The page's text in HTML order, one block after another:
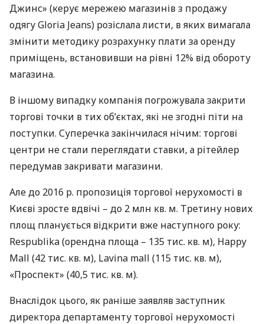
Джинс» (керує мережею магазинів з продажу
одягу Gloria Jeans) розіслала листи, в яких вимагала
змінити методику розрахунку плати за оренду
приміщень, встановивши на рівні 12% від обороту
магазина.
В іншому випадку компанія погрожувала закрити
торгові точки в тих об’єктах, які не згодні піти на
поступки. Суперечка закінчилася нічим: торгові
центри не стали переглядати ставки, а рітейлер
передумав закривати магазини.
Але до 2016 р. пропозиція торгової нерухомості в
Києві зросте вдвічі – до 2 млн кв. м. Третину нових
площ планується відкрити вже наступного року:
Respublika (орендна площа – 135 тис. кв. м), Happy
Mall (42 тис. кв. м), Lavina mall (115 тис. кв. м),
«Проспект» (40,5 тис. кв. м).
Внаслідок цього, як раніше заявляв заступник
директора департаменту торгової нерухомості